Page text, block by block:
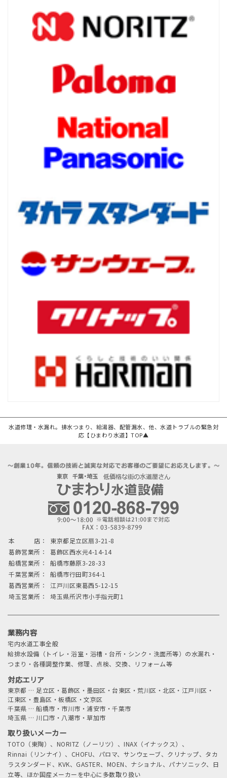
水道修理・水漏れ。排水つまり、給湯器、配管漏水、他、水道トラブルの緊急対
応【ひまわり水道】TOP▲
本 店：
東京都足立区扇3-21-8
葛飾営業所：
葛飾区西水元4-14-14
船橋営業所：
船橋市藤原3-28-33
千葉営業所：
船橋市行田町364-1
葛西営業所：
江戸川区東葛西5-12-15
埼玉営業所：
埼玉県所沢市小手指元町1
業務内容
宅内水道工事全般
給排水設備（トイレ・浴室・浴槽・台所・シンク・洗面所等）の水漏れ・
つまり・各種調整作業、修理、点検、交換、リフォーム等
対応エリア
東京都 … 足立区・葛飾区・墨田区・台東区・荒川区・北区・江戸川区・
江東区・豊島区・板橋区・文京区
千葉県 … 船橋市・市川市・浦安市・千葉市
埼玉県 … 川口市・八潮市・草加市
取り扱いメーカー
TOTO（東陶）、NORITZ（ノーリツ）、INAX（イナックス）、
Rinnai（リンナイ）、CHOFU、パロマ、サンウェーブ、クリナップ、タカ
ラスタンダード、KVK、GASTER、MOEN、ナショナル、パナソニック、日
立等、ほか国産メーカーを中心に多数取り扱い